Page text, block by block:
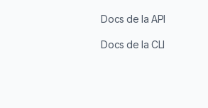
Docs de la API
Docs de la CLI